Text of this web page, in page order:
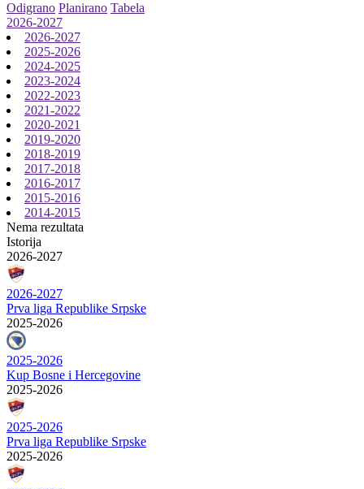
Odigrano Planirano Tabela
2026-2027
2026-2027
2025-2026
2024-2025
2023-2024
2022-2023
2021-2022
2020-2021
2019-2020
2018-2019
2017-2018
2016-2017
2015-2016
2014-2015
Nema rezultata
Istorija
2026-2027
2026-2027
Prva liga Republike Srpske
2025-2026
2025-2026
Kup Bosne i Hercegovine
2025-2026
2025-2026
Prva liga Republike Srpske
2025-2026